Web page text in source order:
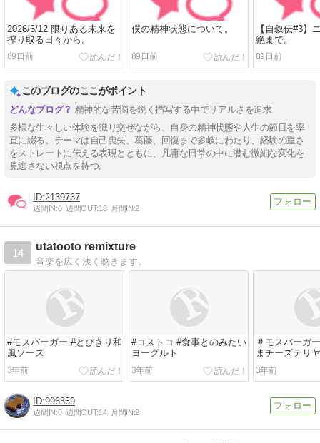
2026/5/12 限りある未来を
搾り取る日々から。
89日前
僕の精神状態について。
89日前
【自叙伝#3】
絶まで。
89日前
このブログのここがポイント
精神的な苦悩を鋭く描写する中でリアルさを追求
多様な生々しい体験を織り交ぜながら、自身の精神状態や人生の節目を率
直に綴る。テーマは自己喪失、葛藤、回復まで多岐にわたり、経験の重さ
をストレートに伝える表現とともに、凡庸な日常の中に潜む微細な変化を
見逃さない視点を持つ。
2139737
週間IN:0 週間OUT:18 月間IN:2
14
utatooto remixture
音楽を広く浅く聴きます。
#モスバーガー #とびきり和
風ソース
3年前
#コストコ #食事とのみたい
ヨーグルト
3年前
＃モスバーガ
まチーズテリ
3年前
996359
週間IN:0 週間OUT:14 月間IN:2